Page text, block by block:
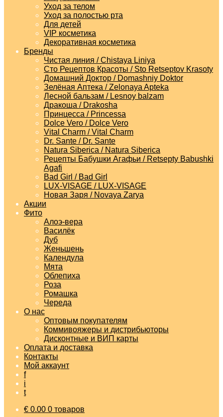
Уход за телом
Уход за полостью рта
Для детей
VIP косметика
Декоративная косметика
Бренды
Чистая линия / Chistaya Liniya
Сто Рецептов Красоты / Sto Retseptov Krasoty
Домашний Доктор / Domashniy Doktor
Зелёная Аптека / Zelonaya Apteka
Лесной бальзам / Lesnoy balzam
Дракоша / Drakosha
Принцесса / Princessa
Dolce Vero / Dolce Vero
Vital Charm / Vital Charm
Dr. Sante / Dr. Sante
Natura Siberica / Natura Siberica
Рецепты Бабушки Агафьи / Retsepty Babushki
Agafi
Bad Girl / Bad Girl
LUX-VISAGE / LUX-VISAGE
Новая Заря / Novaya Zarya
Акции
Фито
Алоэ-вера
Василёк
Дуб
Женьшень
Календула
Мята
Облепиха
Роза
Ромашка
Череда
О нас
Оптовым покупателям
Коммивояжеры и дистрибьюторы
Дисконтные и ВИП карты
Оплата и доставка
Контакты
Мой аккаунт
f
i
t
€ 0.00 0 товаров